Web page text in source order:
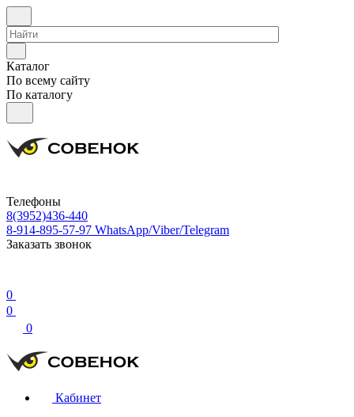
Каталог
По всему сайту
По каталогу
Телефоны
8(3952)436-440
8-914-895-57-97 WhatsApp/Viber/Telegram
Заказать звонок
0
0
0
Кабинет